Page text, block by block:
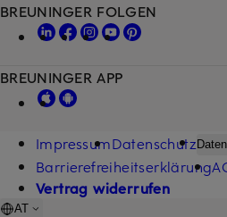
BREUNINGER FOLGEN
BREUNINGER APP
ImpressumDatenschutz
Barrierefreiheitserklärung
Vertrag widerrufen
AT